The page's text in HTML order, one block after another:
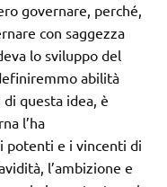
governare, perché,
con saggezza
lo sviluppo del
abilità
questa idea, è
l’ha
potenti e i vincenti di
l’ambizione e